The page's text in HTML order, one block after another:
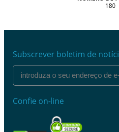
180
Subscrever boletim de
Confie on-line